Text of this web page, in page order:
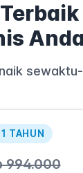
1 TAHUN
994.000